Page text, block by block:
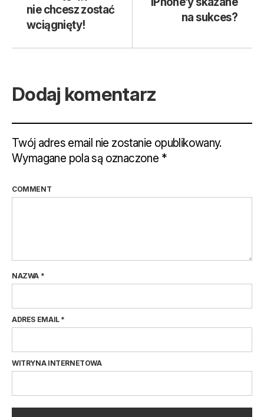
nie chcesz zostać
wciągnięty!
na sukces?
Dodaj komentarz
Twój adres email nie zostanie opublikowany.
Wymagane pola są oznaczone *
COMMENT
NAZWA *
ADRES EMAIL *
WITRYNA INTERNETOWA